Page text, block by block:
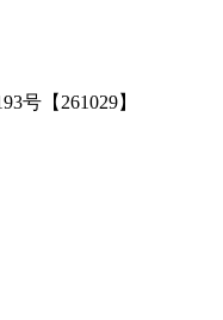
号【261029】